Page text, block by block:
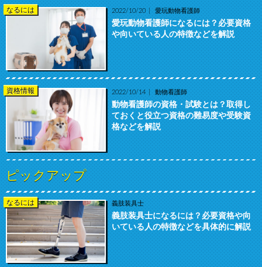
なるには 2022/10/20 愛玩動物看護師
愛玩動物看護師になるには？必要資格
や向いている人の特徴などを解説
資格情報 2022/10/14 動物看護師
動物看護師の資格・試験とは？取得し
ておくと役立つ資格の難易度や受験資
格などを解説
ピックアップ
なるには 義肢装具士
義肢装具士になるには？必要資格や向
いている人の特徴などを具体的に解説